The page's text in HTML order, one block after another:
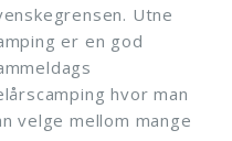
Utne
er en god
hvor man
velge mellom mange